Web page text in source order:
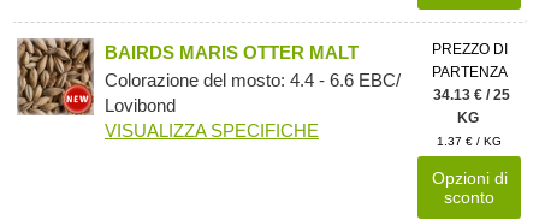
BAIRDS MARIS OTTER MALT
Colorazione del mosto: 4.4 - 6.6 EBC/
Lovibond
VISUALIZZA SPECIFICHE
PREZZO DI
PARTENZA
34.13 € / 25
KG
1.37 € / KG
Opzioni di
sconto